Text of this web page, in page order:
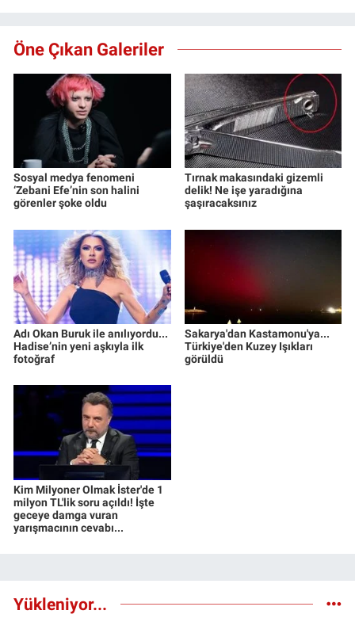
Öne Çıkan Galeriler
Sosyal medya fenomeni
‘Zebani Efe’nin son halini
görenler şoke oldu
Tırnak makasındaki gizemli
delik! Ne işe yaradığına
şaşıracaksınız
Adı Okan Buruk ile anılıyordu...
Hadise’nin yeni aşkıyla ilk
fotoğraf
Sakarya'dan Kastamonu'ya...
Türkiye'den Kuzey Işıkları
görüldü
Kim Milyoner Olmak İster'de 1
milyon TL'lik soru açıldı! İşte
geceye damga vuran
yarışmacının cevabı...
Yükleniyor...